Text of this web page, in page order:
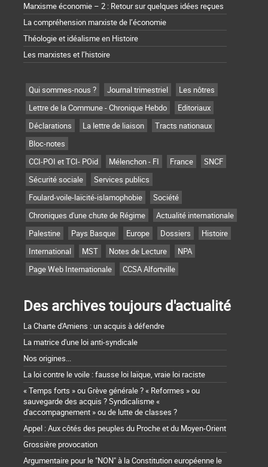
Marxisme économie – 2 : Retour sur quelques idées reçues
La compréhension marxiste de l’économie
Théologie et idéalisme en Histoire
Les marxistes et l’histoire
Qui sommes-nous ? Journal trimestriel
Les nôtres
Lettre de la Commune - Chronique Hebdo
Editoriaux
Déclarations
La lettre de liaison
Tracts nationaux
Bloc-notes
CCI-POI et TCI- POid
Mélenchon - FI France
SNCF
Sécurité sociale
Services publics
Foulard-voile-laïcité-islamophobie
Société
Chroniques d'une chute de Régime
Actualité internationale
Palestine
Pays Basque Europe Dossiers
Histoire
International
MST Notes de Lecture
NPA
Page Web Internationale
CCSA Alfortville
Des archives toujours d'actualité
La Charte d'Amiens : un acquis à défendre
La matrice d'une loi anti-syndicale
Nos origines...
La loi contre le voile : fausse loi laïque, vraie loi raciste
« Temps forts » ou Grève générale ? « Reformes » ou
sauvegarde des acquis ? Syndicalisme «
d'accompagnement » ou de lutte de classes ?
Appel : Aux côtés des peuples du Proche et du Moyen-Orient
Grossière provocation
Argumentaire pour le "NON" à la Constitution européenne le